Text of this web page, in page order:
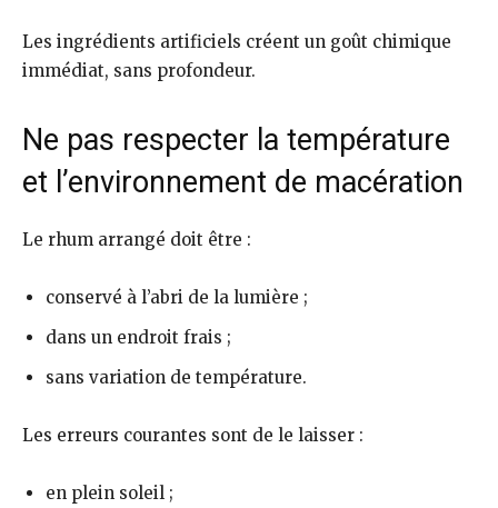
Les ingrédients artificiels créent un goût chimique
immédiat, sans profondeur.
Ne pas respecter la température
et l’environnement de macération
Le rhum arrangé doit être :
conservé à l’abri de la lumière ;
dans un endroit frais ;
sans variation de température.
Les erreurs courantes sont de le laisser :
en plein soleil ;